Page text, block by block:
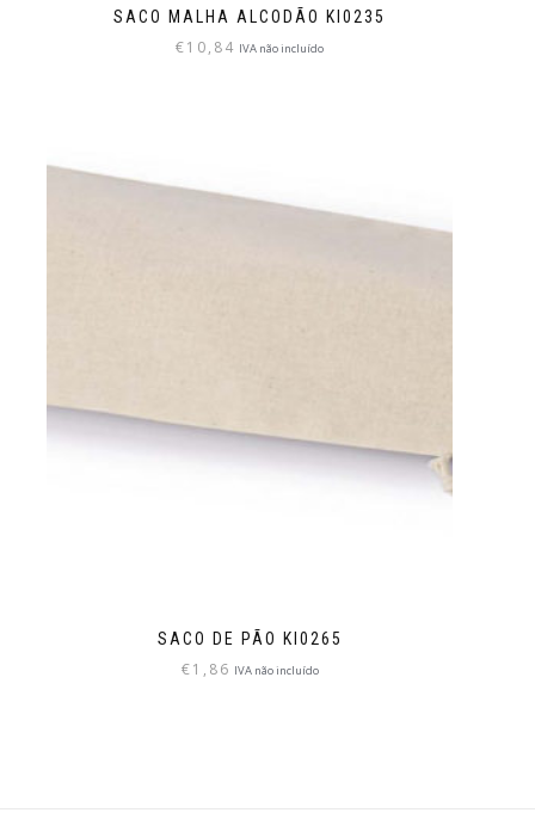
SACO MALHA ALCODÃO KI0235
€10,84 IVA não incluído
SACO DE PÃO KI0265
€1,86 IVA não incluído